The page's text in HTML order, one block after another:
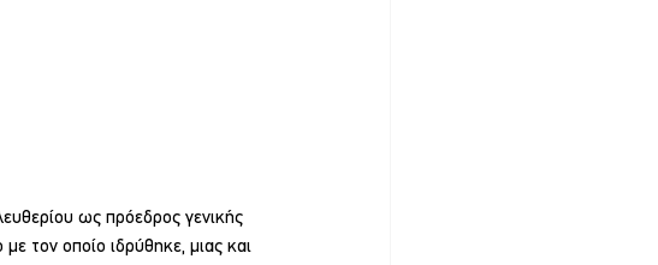
ως πρόεδρος γενικής
τον οποίο ιδρύθηκε, μιας και